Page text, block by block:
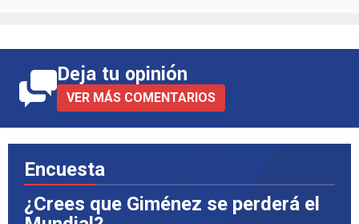
Deja tu opinión
VER MÁS COMENTARIOS
Encuesta
¿Crees que Giménez se perderá el